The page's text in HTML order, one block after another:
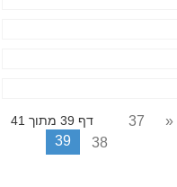
דף 39 מתוך 41 «
37
38
39